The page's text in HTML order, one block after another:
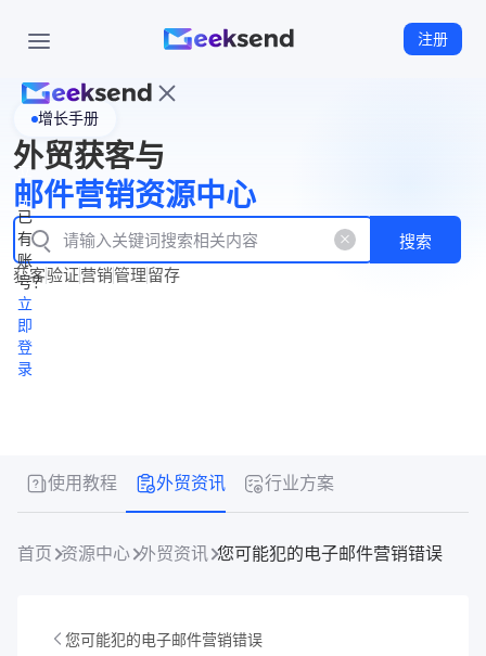
注册
页
WhatsApp
企业号
New
产
品
功
能
产
品
价
格
资
源
中
心
立
即
注
册
已
有
账
号？
立
即
登
录
增长手册
外贸获客与
邮件营销资源中心
搜索
获客验证营销管理留存
使用教程 外贸资讯 行业方案
首页 资源中心 外贸资讯 您可能犯的电子邮件营销错误
您可能犯的电子邮件营销错误